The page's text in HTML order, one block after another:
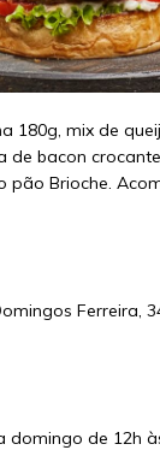
180g, mix de
de bacon
pão Brioche.
Ferreira,
domingo de 12h